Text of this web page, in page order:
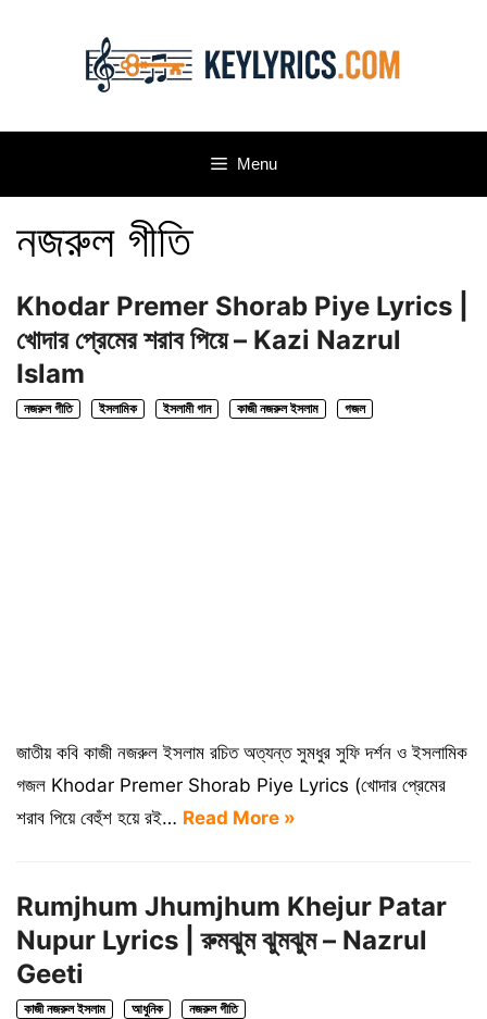
Menu
নজরুল গীতি
Khodar Premer Shorab Piye Lyrics |
খোদার প্রেমের শরাব পিয়ে – Kazi Nazrul
Islam
নজরুল গীতি ইসলামিক ইসলামী গান কাজী নজরুল ইসলাম গজল
জাতীয় কবি কাজী নজরুল ইসলাম রচিত অত্যন্ত সুমধুর সুফি দর্শন ও ইসলামিক
গজল Khodar Premer Shorab Piye Lyrics (খোদার প্রেমের
শরাব পিয়ে বেহুঁশ হয়ে রই… Read More »
Rumjhum Jhumjhum Khejur Patar
Nupur Lyrics | রুমঝুম ঝুমঝুম – Nazrul
Geeti
কাজী নজরুল ইসলাম আধুনিক নজরুল গীতি